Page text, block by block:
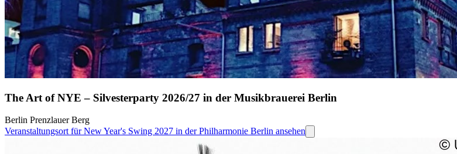
The Art of NYE – Silvesterparty 2026/27 in der Musikbrauerei Berlin
Berlin Prenzlauer Berg
Veranstaltungsort für New Year's Swing 2027 in der Philharmonie Berlin ansehen